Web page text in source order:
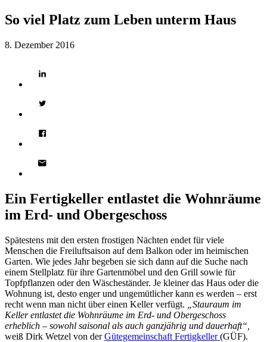
So viel Platz zum Leben unterm Haus
8. Dezember 2016
Ein Fertigkeller entlastet die Wohnräume
im Erd- und Obergeschoss
Spätestens mit den ersten frostigen Nächten endet für viele
Menschen die Freiluftsaison auf dem Balkon oder im heimischen
Garten. Wie jedes Jahr begeben sie sich dann auf die Suche nach
einem Stellplatz für ihre Gartenmöbel und den Grill sowie für
Topfpflanzen oder den Wäscheständer. Je kleiner das Haus oder die
Wohnung ist, desto enger und ungemütlicher kann es werden – erst
recht wenn man nicht über einen Keller verfügt.
„Stauraum im
Keller entlastet die Wohnräume im Erd- und Obergeschoss
erheblich – sowohl saisonal als auch ganzjährig und dauerhaft“,
weiß Dirk Wetzel von derGütegemeinschaft Fertigkeller(GÜF).